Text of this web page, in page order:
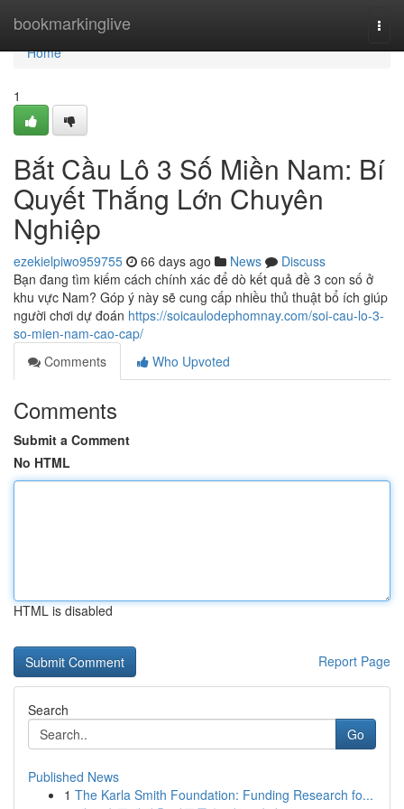
bookmarkinglive
Home
Home
1
Bắt Cầu Lô 3 Số Miền Nam: Bí
Quyết Thắng Lớn Chuyên
Nghiệp
ezekielpiwo959755 66 days ago News
Discuss
Bạn đang tìm kiếm cách chính xác để dò kết quả đề 3 con số ở
khu vực Nam? Góp ý này sẽ cung cấp nhiều thủ thuật bổ ích giúp
người chơi dự đoán https://soicaulodephomnay.com/soi-cau-lo-3-
so-mien-nam-cao-cap/
Comments
Who Upvoted
Comments
Submit a Comment
No HTML
HTML is disabled
Report Page
Search
Go
Published News
1 The Karla Smith Foundation: Funding Research fo...